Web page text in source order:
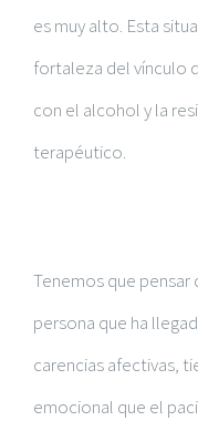
es muy alto. Esta
fortaleza del vínculo
con el alcohol y la
terapéutico.
Tenemos que
persona que ha
carencias afectivas,
emocional que el